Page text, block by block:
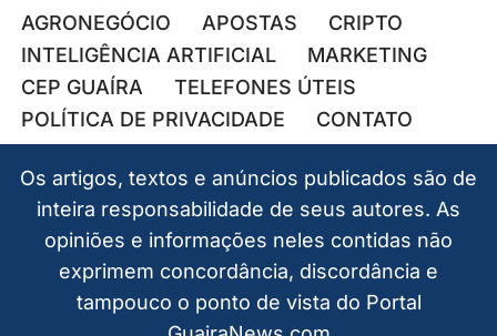
AGRONEGÓCIO APOSTAS
CRIPTO
INTELIGÊNCIA ARTIFICIAL
MARKETING
CEP GUAÍRA
TELEFONES ÚTEIS
POLÍTICA DE PRIVACIDADE
CONTATO
Os artigos, textos e anúncios publicados são de
inteira responsabilidade de seus autores. As
opiniões e informações neles contidas não
exprimem concordância, discordância e
tampouco o ponto de vista do Portal